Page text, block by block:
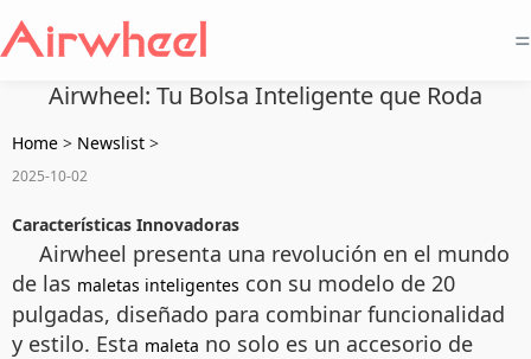
=
Airwheel: Tu Bolsa Inteligente que Roda
Home > Newslist >
2025-10-02
Características Innovadoras
Airwheel presenta una revolución en el mundo
de las maletas inteligentes con su modelo de 20
pulgadas, diseñado para combinar funcionalidad
y estilo. Esta maleta no solo es un accesorio de